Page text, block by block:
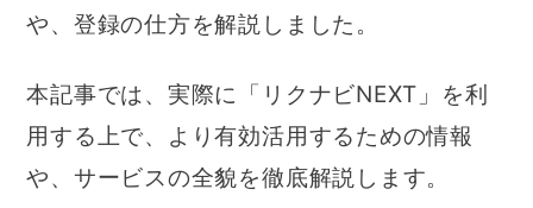
や、登録の仕方を解説しました。
本記事では、実際に「リクナビNEXT」を利
用する上で、より有効活用するための情報
や、サービスの全貌を徹底解説します。